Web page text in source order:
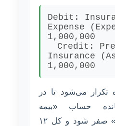
Debit:
Expense
1,000,000
Credit:
Insurance
1,000,000
تکرار می‌شود تا در
حساب «بیمه
پیش‌پرداخت شده» صفر شود و کل ۱۲